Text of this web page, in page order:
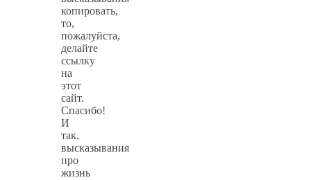
копировать,
то,
пожалуйста,
делайте
ссылку
на
этот
сайт.
Спасибо!
И
так,
высказывания
про
жизнь